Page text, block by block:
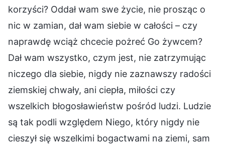
korzyści? Oddał wam swe życie, nie prosząc o
nic w zamian, dał wam siebie w całości – czy
naprawdę wciąż chcecie pożreć Go żywcem?
Dał wam wszystko, czym jest, nie zatrzymując
niczego dla siebie, nigdy nie zaznawszy radości
ziemskiej chwały, ani ciepła, miłości czy
wszelkich błogosławieństw pośród ludzi. Ludzie
są tak podli względem Niego, który nigdy nie
cieszył się wszelkimi bogactwami na ziemi, sam